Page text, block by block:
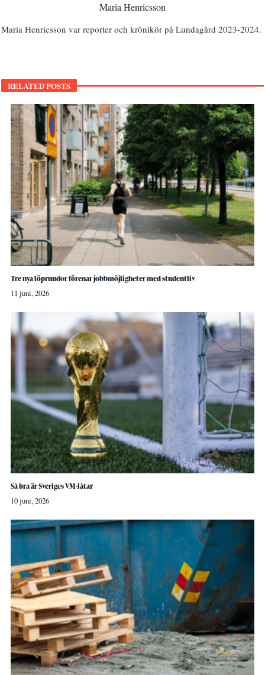
Maria Henricsson
Maria Henricsson var reporter och krönikör på Lundagård 2023-2024.
RELATED POSTS
Tre nya löprundor förenar jobbmöjligheter med studentliv
11 juni, 2026
Så bra är Sveriges VM-låtar
10 juni, 2026